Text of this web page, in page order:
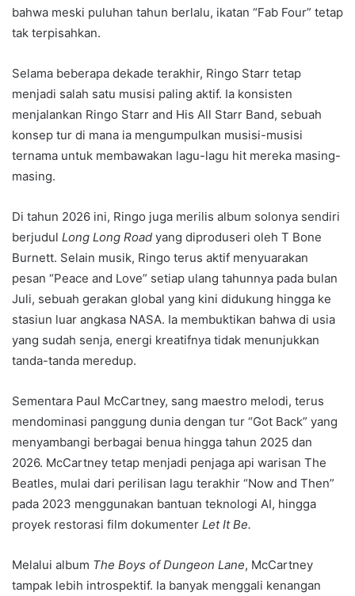
bahwa meski puluhan tahun berlalu, ikatan “Fab Four” tetap
tak terpisahkan.
Selama beberapa dekade terakhir, Ringo Starr tetap
menjadi salah satu musisi paling aktif. Ia konsisten
menjalankan Ringo Starr and His All Starr Band, sebuah
konsep tur di mana ia mengumpulkan musisi-musisi
ternama untuk membawakan lagu-lagu hit mereka masing-
masing.
Di tahun 2026 ini, Ringo juga merilis album solonya sendiri
berjudul Long Long Road yang diproduseri oleh T Bone
Burnett. Selain musik, Ringo terus aktif menyuarakan
pesan “Peace and Love” setiap ulang tahunnya pada bulan
Juli, sebuah gerakan global yang kini didukung hingga ke
stasiun luar angkasa NASA. Ia membuktikan bahwa di usia
yang sudah senja, energi kreatifnya tidak menunjukkan
tanda-tanda meredup.
Sementara Paul McCartney, sang maestro melodi, terus
mendominasi panggung dunia dengan tur “Got Back” yang
menyambangi berbagai benua hingga tahun 2025 dan
2026. McCartney tetap menjadi penjaga api warisan The
Beatles, mulai dari perilisan lagu terakhir “Now and Then”
pada 2023 menggunakan bantuan teknologi AI, hingga
proyek restorasi film dokumenter Let It Be.
Melalui album The Boys of Dungeon Lane, McCartney
tampak lebih introspektif. Ia banyak menggali kenangan